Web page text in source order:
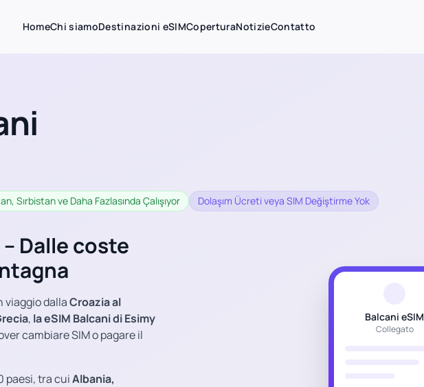
HomeChi siamoDestinazioni eSIMCoperturaNotizieContatto
Sırbistan ve Daha Fazlasında Çalışıyor Dolaşım Ücreti veya SIM Değiştirme Yok
Dalle coste
viaggio dallaCroazia al
, la eSIM Balcani di Esimy
cambiare SIM o pagare il
paesi, tra cuiAlbania,
Balcani eSIM
Collegato